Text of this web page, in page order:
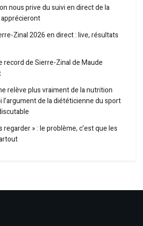
nous prive du suivi en direct de la
apprécieront
Zinal 2026 en direct : live, résultats
record de Sierre-Zinal de Maude
relève plus vraiment de la nutrition
l’argument de la diététicienne du sport
regarder » : le problème, c’est que les